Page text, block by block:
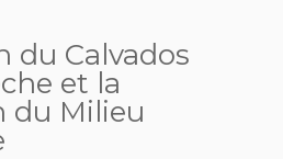
du Calvados
et la
du Milieu